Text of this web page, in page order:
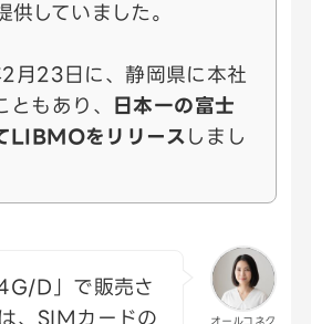
供していました。
月23日に、静岡県に本社
ともあり、
日本一の富士
LIBMOをリリース しまし
オールコネク
4G/D」で販売さ
、SIMカードの